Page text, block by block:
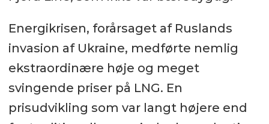
Energikrisen, forårsaget af Ruslands
invasion af Ukraine, medførte nemlig
ekstraordinære høje og meget
svingende priser på LNG. En
prisudvikling som var langt højere end